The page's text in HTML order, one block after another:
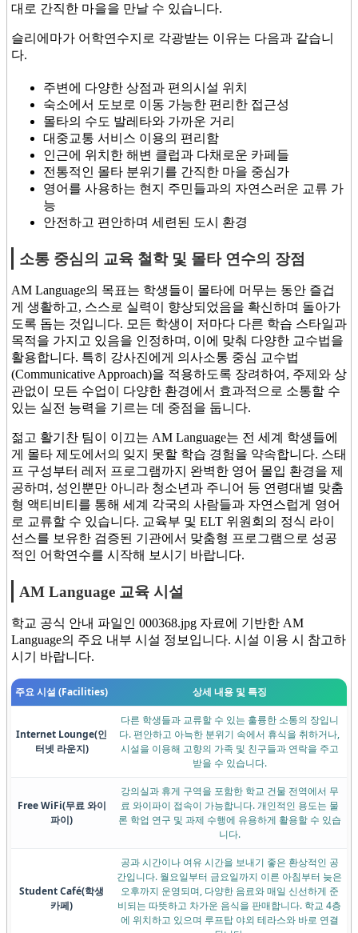
대로 간직한 마을을 만날 수 있습니다.
슬리에마가 어학연수지로 각광받는 이유는 다음과 같습니
다.
주변에 다양한 상점과 편의시설 위치
숙소에서 도보로 이동 가능한 편리한 접근성
몰타의 수도 발레타와 가까운 거리
대중교통 서비스 이용의 편리함
인근에 위치한 해변 클럽과 다채로운 카페들
전통적인 몰타 분위기를 간직한 마을 중심가
영어를 사용하는 현지 주민들과의 자연스러운 교류 가
능
안전하고 편안하며 세련된 도시 환경
소통 중심의 교육 철학 및 몰타 연수의 장점
AM Language의 목표는 학생들이 몰타에 머무는 동안 즐겁
게 생활하고, 스스로 실력이 향상되었음을 확신하며 돌아가
도록 돕는 것입니다. 모든 학생이 저마다 다른 학습 스타일과
목적을 가지고 있음을 인정하며, 이에 맞춰 다양한 교수법을
활용합니다. 특히 강사진에게 의사소통 중심 교수법
(Communicative Approach)을 적용하도록 장려하여, 주제와 상
관없이 모든 수업이 다양한 환경에서 효과적으로 소통할 수
있는 실전 능력을 기르는 데 중점을 둡니다.
젊고 활기찬 팀이 이끄는 AM Language는 전 세계 학생들에
게 몰타 제도에서의 잊지 못할 학습 경험을 약속합니다. 스태
프 구성부터 레저 프로그램까지 완벽한 영어 몰입 환경을 제
공하며, 성인뿐만 아니라 청소년과 주니어 등 연령대별 맞춤
형 액티비티를 통해 세계 각국의 사람들과 자연스럽게 영어
로 교류할 수 있습니다. 교육부 및 ELT 위원회의 정식 라이
선스를 보유한 검증된 기관에서 맞춤형 프로그램으로 성공
적인 어학연수를 시작해 보시기 바랍니다.
AM Language 교육 시설
학교 공식 안내 파일인 000368.jpg 자료에 기반한 AM
Language의 주요 내부 시설 정보입니다. 시설 이용 시 참고하
시기 바랍니다.
주요 시설 (Facilities) 상세 내용 및 특징
Internet Lounge(인
터넷 라운지)
다른 학생들과 교류할 수 있는 훌륭한 소통의 장입니
다. 편안하고 아늑한 분위기 속에서 휴식을 취하거나,
시설을 이용해 고향의 가족 및 친구들과 연락을 주고
받을 수 있습니다.
Free WiFi(무료 와이
파이)
강의실과 휴게 구역을 포함한 학교 건물 전역에서 무
료 와이파이 접속이 가능합니다. 개인적인 용도는 물
론 학업 연구 및 과제 수행에 유용하게 활용할 수 있습
니다.
Student Café(학생
카페)
공과 시간이나 여유 시간을 보내기 좋은 환상적인 공
간입니다. 월요일부터 금요일까지 이른 아침부터 늦은
오후까지 운영되며, 다양한 음료와 매일 신선하게 준
비되는 따뜻하고 차가운 음식을 판매합니다. 학교 4층
에 위치하고 있으며 루프탑 야외 테라스와 바로 연결